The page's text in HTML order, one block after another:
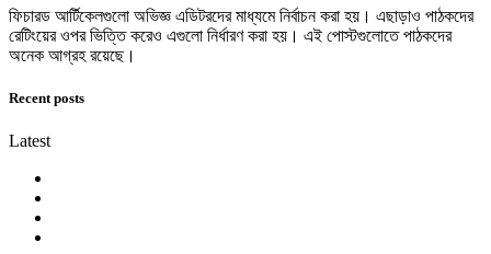
ফিচারড আর্টিকেলগুলো অভিজ্ঞ এডিটরদের মাধ্যমে নির্বাচন করা হয়। এছাড়াও পাঠকদের
রেটিংয়ের ওপর ভিত্তি করেও এগুলো নির্ধারণ করা হয়। এই পোস্টগুলোতে পাঠকদের
অনেক আগ্রহ রয়েছে।
Recent posts
Latest